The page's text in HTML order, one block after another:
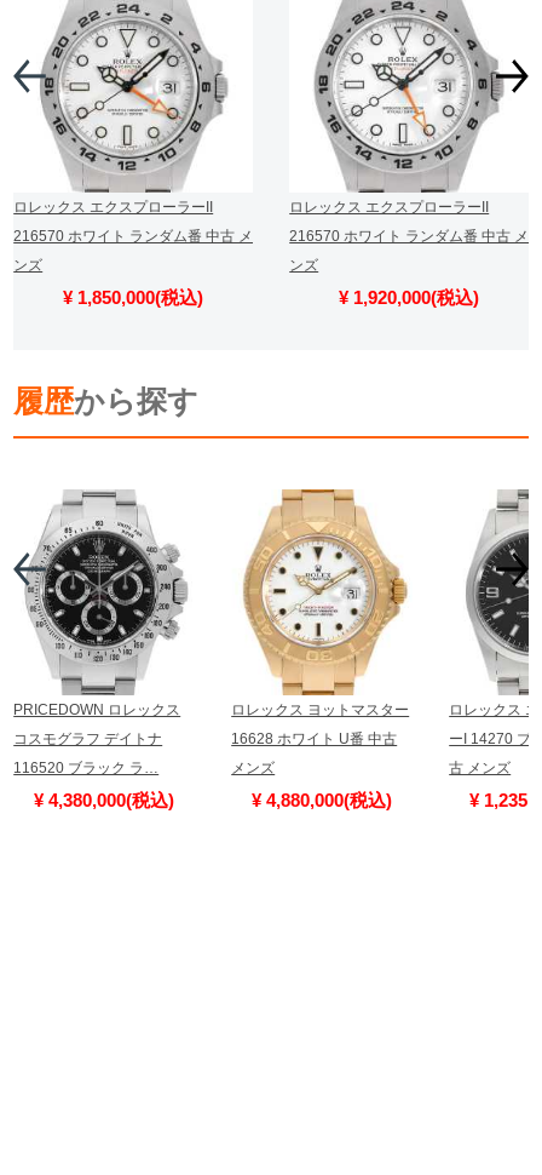
ロレックス エクスプローラーII
216570 ホワイト ランダム番 中古 メ
ンズ
¥ 1,850,000(税込)
ロレックス エクスプローラーII
216570 ホワイト ランダム番 中古 メ
ンズ
¥ 1,920,000(税込)
履歴から探す
PRICEDOWN ロレックス
コスモグラフ デイトナ
116520 ブラック ラ…
¥ 4,380,000(税込)
ロレックス ヨットマスター
16628 ホワイト U番 中古
メンズ
¥ 4,880,000(税込)
ロレックス
ーI 14270 ブ
古 メンズ
¥